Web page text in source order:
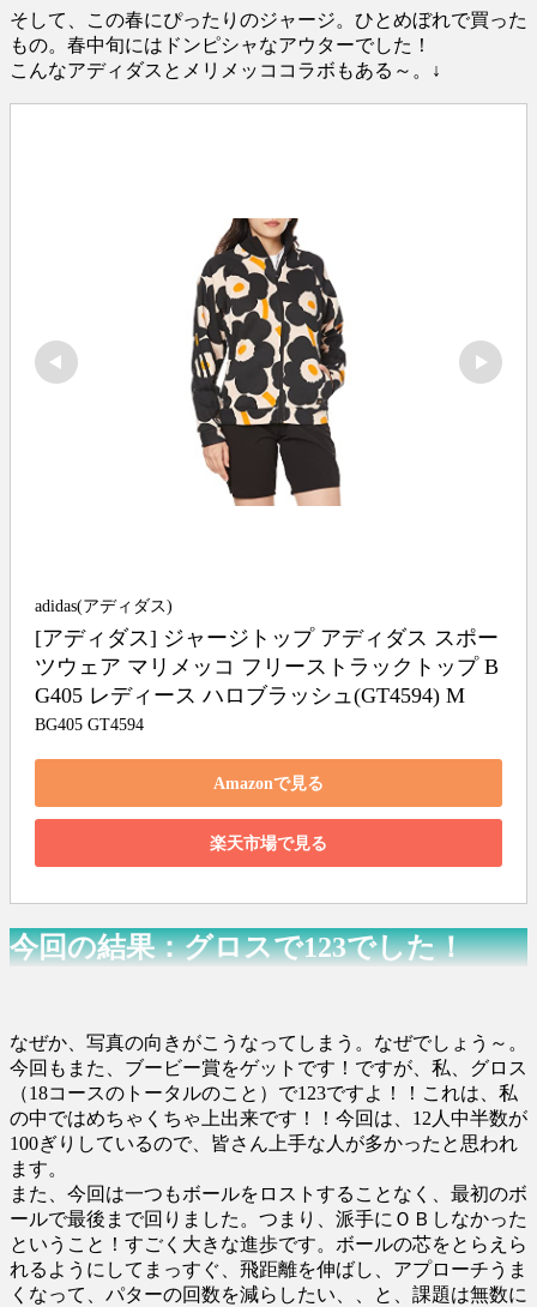
そして、この春にぴったりのジャージ。ひとめぼれで買った
もの。春中旬にはドンピシャなアウターでした！
こんなアディダスとメリメッココラボもある～。↓
adidas(アディダス)
[アディダス] ジャージトップ アディダス スポー
ツウェア マリメッコ フリーストラックトップ B
G405 レディース ハロブラッシュ(GT4594) M
BG405 GT4594
Amazonで見る
楽天市場で見る
今回の結果：グロスで123でした！
なぜか、写真の向きがこうなってしまう。なぜでしょう～。
今回もまた、ブービー賞をゲットです！ですが、私、グロス
（18コースのトータルのこと）で123ですよ！！これは、私
の中ではめちゃくちゃ上出来です！！今回は、12人中半数が
100ぎりしているので、皆さん上手な人が多かったと思われ
ます。
また、今回は一つもボールをロストすることなく、最初のボ
ールで最後まで回りました。つまり、派手にＯＢしなかった
ということ！すごく大きな進歩です。ボールの芯をとらえら
れるようにしてまっすぐ、飛距離を伸ばし、アプローチうま
くなって、パターの回数を減らしたい、、と、課題は無数に